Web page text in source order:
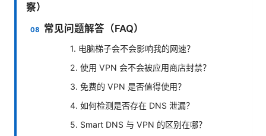
察）
常见问题解答（FAQ）
1. 电脑梯子会不会影响我的网速？
2. 使用 VPN 会不会被应用商店封禁？
3. 免费的 VPN 是否值得使用？
4. 如何检测是否存在 DNS 泄漏？
5. Smart DNS 与 VPN 的区别在哪？